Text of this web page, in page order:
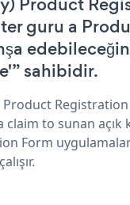
guru a
sahibidir.
claim to sunan açık
Form